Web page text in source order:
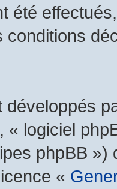
été
conditions
développés
« logiciel
phpBB
«